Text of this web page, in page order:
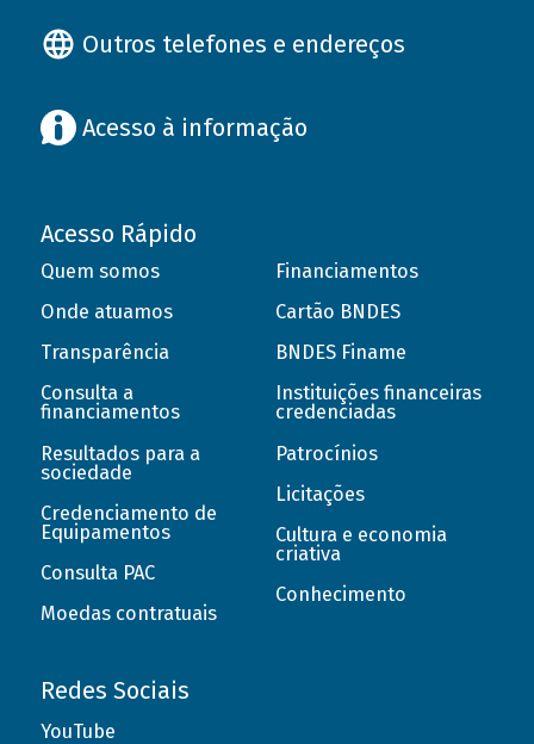
Outros telefones e endereços
Acesso à informação
Acesso Rápido
Quem somos
Onde atuamos
Transparência
Consulta a
financiamentos
Resultados para a
sociedade
Credenciamento de
Equipamentos
Consulta PAC
Moedas contratuais
Financiamentos
Cartão BNDES
BNDES Finame
Instituições financeiras
credenciadas
Patrocínios
Licitações
Cultura e economia
criativa
Conhecimento
Redes Sociais
YouTube